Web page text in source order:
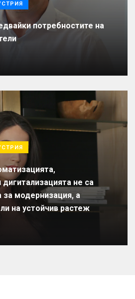
потребностите на
не са
за модернизация, а
на устойчив растеж